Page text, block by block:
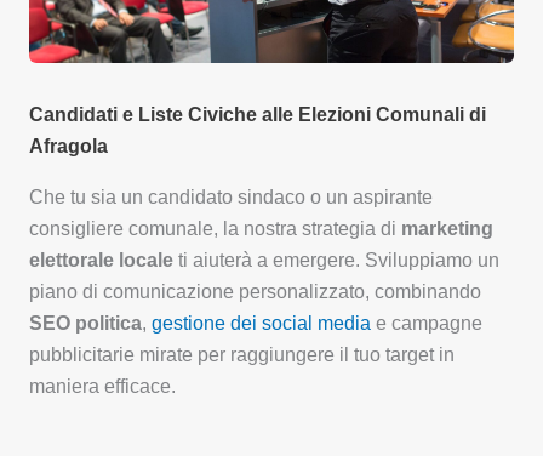
Candidati e Liste Civiche alle Elezioni Comunali di
Afragola
Che tu sia un candidato sindaco o un aspirante
consigliere comunale, la nostra strategia di marketing
elettorale locale ti aiuterà a emergere. Sviluppiamo un
piano di comunicazione personalizzato, combinando
SEO politica, gestione dei social media e campagne
pubblicitarie mirate per raggiungere il tuo target in
maniera efficace.